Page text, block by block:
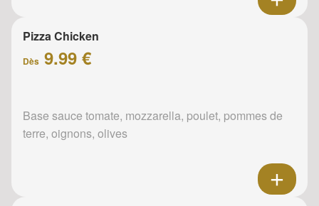
Pizza Chicken
Dès 9.99 €
Base sauce tomate, mozzarella, poulet, pommes de
terre, oignons, olives